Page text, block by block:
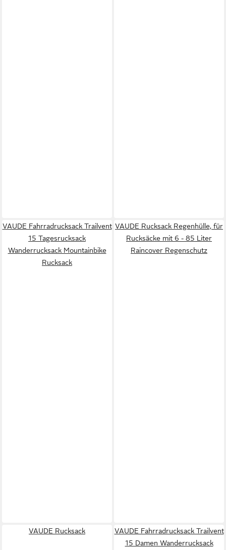
VAUDE Fahrradrucksack Trailvent
15 Tagesrucksack
Wanderrucksack Mountainbike
Rucksack
VAUDE Rucksack Regenhülle, für
Rucksäcke mit 6 - 85 Liter
Raincover Regenschutz
VAUDE Rucksack
VAUDE Fahrradrucksack Trailvent
15 Damen Wanderrucksack